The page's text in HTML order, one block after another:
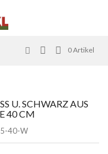
0Artikel
SCHWARZ AUS ST
CM
40-W